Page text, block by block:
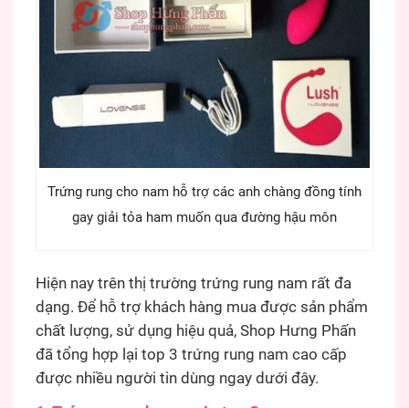
Trứng rung cho nam hỗ trợ các anh chàng đồng tính
gay giải tỏa ham muốn qua đường hậu môn
Hiện nay trên thị trường trứng rung nam rất đa
dạng. Để hỗ trợ khách hàng mua được sản phẩm
chất lượng, sử dụng hiệu quả, Shop Hưng Phấn
đã tổng hợp lại top 3 trứng rung nam cao cấp
được nhiều người tin dùng ngay dưới đây.